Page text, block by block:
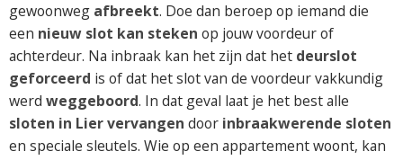
gewoonweg afbreekt. Doe dan beroep op iemand die
een nieuw slot kan steken op jouw voordeur of
achterdeur. Na inbraak kan het zijn dat het deurslot
geforceerd is of dat het slot van de voordeur vakkundig
werd weggeboord. In dat geval laat je het best alle
sloten in Lier vervangen door inbraakwerende sloten
en speciale sleutels. Wie op een appartement woont, kan